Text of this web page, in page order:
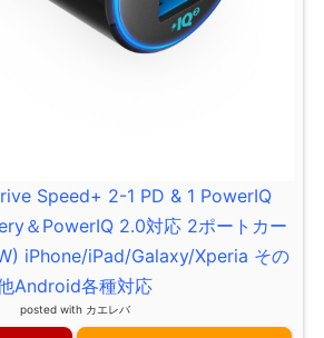
Speed+ 2-1 PD & 1 PowerIQ
＆PowerIQ 2.0対応 2ポートカー
iPhone/iPad/Galaxy/Xperia その
Android各種対応
posted with カエレバ